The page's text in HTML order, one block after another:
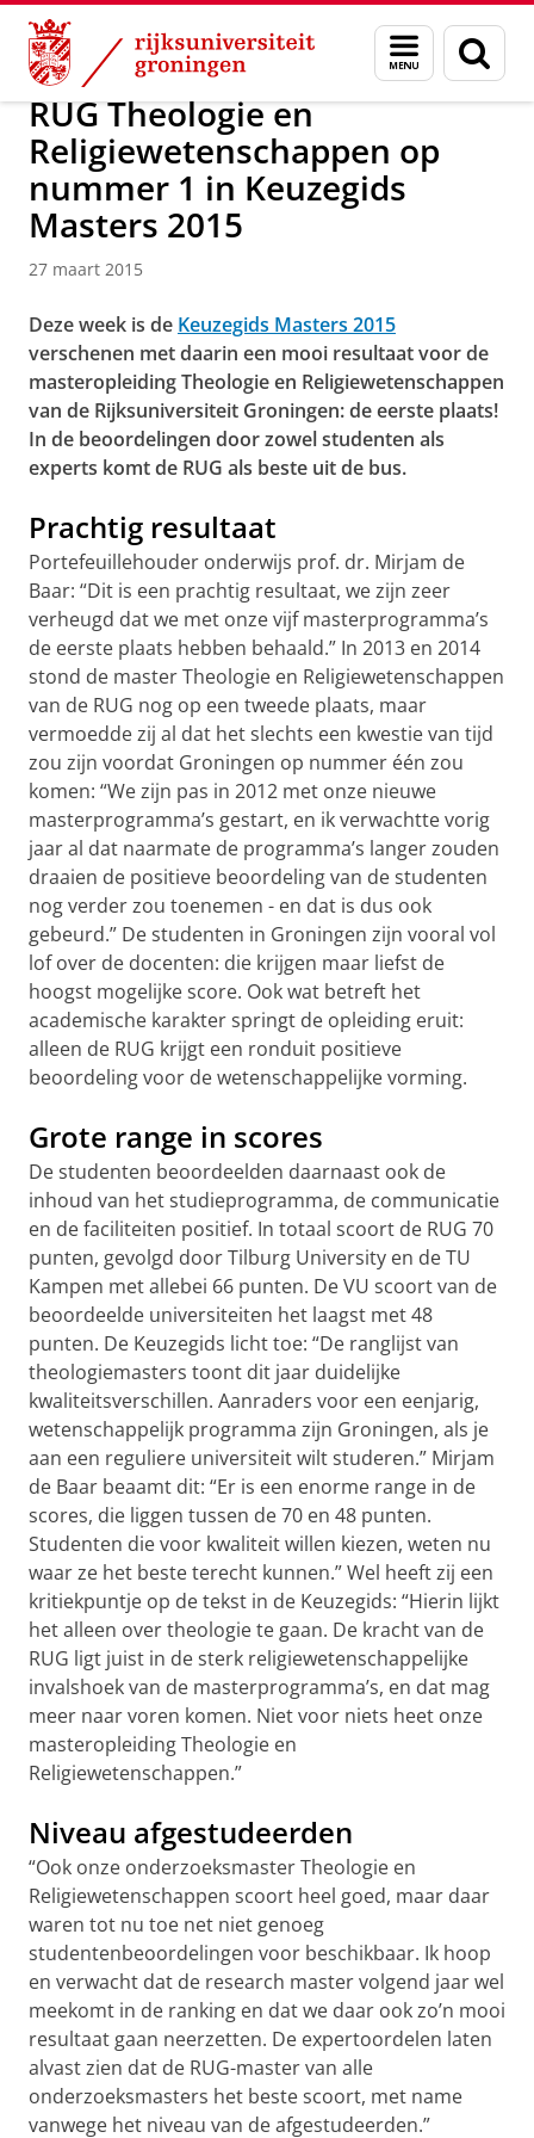
Skip
Content
Skip
Navigation
Menu
en
zoeken
Faculteit Religie, Cultuur en Maatschappij Nieuwsarchief
RUG Theologie en
Religiewetenschappen op
nummer 1 in Keuzegids
Masters 2015
27 maart 2015
Deze week is de Keuzegids Masters 2015
verschenen met daarin een mooi resultaat voor de
masteropleiding Theologie en Religiewetenschappen
van de Rijksuniversiteit Groningen: de eerste plaats!
In de beoordelingen door zowel studenten als
experts komt de RUG als beste uit de bus.
Prachtig resultaat
Portefeuillehouder onderwijs prof. dr. Mirjam de
Baar: “Dit is een prachtig resultaat, we zijn zeer
verheugd dat we met onze vijf masterprogramma’s
de eerste plaats hebben behaald.” In 2013 en 2014
stond de master Theologie en Religiewetenschappen
van de RUG nog op een tweede plaats, maar
vermoedde zij al dat het slechts een kwestie van tijd
zou zijn voordat Groningen op nummer één zou
komen: “We zijn pas in 2012 met onze nieuwe
masterprogramma’s gestart, en ik verwachtte vorig
jaar al dat naarmate de programma’s langer zouden
draaien de positieve beoordeling van de studenten
nog verder zou toenemen - en dat is dus ook
gebeurd.” De studenten in Groningen zijn vooral vol
lof over de docenten: die krijgen maar liefst de
hoogst mogelijke score. Ook wat betreft het
academische karakter springt de opleiding eruit:
alleen de RUG krijgt een ronduit positieve
beoordeling voor de wetenschappelijke vorming.
Grote range in scores
De studenten beoordeelden daarnaast ook de
inhoud van het studieprogramma, de communicatie
en de faciliteiten positief. In totaal scoort de RUG 70
punten, gevolgd door Tilburg University en de TU
Kampen met allebei 66 punten. De VU scoort van de
beoordeelde universiteiten het laagst met 48
punten. De Keuzegids licht toe: “De ranglijst van
theologiemasters toont dit jaar duidelijke
kwaliteitsverschillen. Aanraders voor een eenjarig,
wetenschappelijk programma zijn Groningen, als je
aan een reguliere universiteit wilt studeren.” Mirjam
de Baar beaamt dit: “Er is een enorme range in de
scores, die liggen tussen de 70 en 48 punten.
Studenten die voor kwaliteit willen kiezen, weten nu
waar ze het beste terecht kunnen.” Wel heeft zij een
kritiekpuntje op de tekst in de Keuzegids: “Hierin lijkt
het alleen over theologie te gaan. De kracht van de
RUG ligt juist in de sterk religiewetenschappelijke
invalshoek van de masterprogramma’s, en dat mag
meer naar voren komen. Niet voor niets heet onze
masteropleiding Theologie en
Religiewetenschappen.”
Niveau afgestudeerden
“Ook onze onderzoeksmaster Theologie en
Religiewetenschappen scoort heel goed, maar daar
waren tot nu toe net niet genoeg
studentenbeoordelingen voor beschikbaar. Ik hoop
en verwacht dat de research master volgend jaar wel
meekomt in de ranking en dat we daar ook zo’n mooi
resultaat gaan neerzetten. De expertoordelen laten
alvast zien dat de RUG-master van alle
onderzoeksmasters het beste scoort, met name
vanwege het niveau van de afgestudeerden.”